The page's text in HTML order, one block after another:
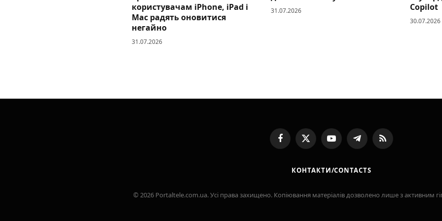
користувачам iPhone, iPad і
Mac радять оновитися
негайно
31.07.2026
31.07.2026
Copilot
30.07.2026
FacebookX
(Twitter)
YouTube TelegramRSS
КОНТАКТИ/CONTACTS
© 2026 Portaltele.com.ua. Усі права захищено. Копіювання матеріалів дозволено лише з активним